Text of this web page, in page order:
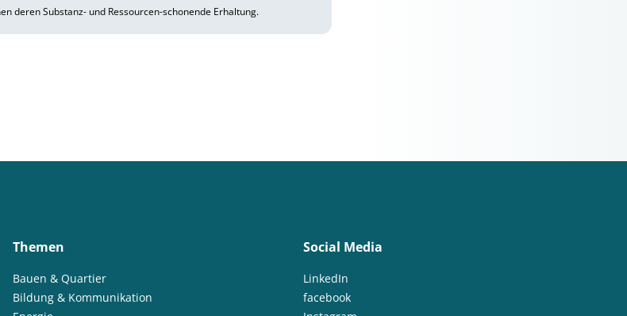
deren Substanz- und Ressourcen-schonende Erhaltung.
Themen
Bauen & Quartier
Bildung & Kommunikation
Social Media
LinkedIn
facebook